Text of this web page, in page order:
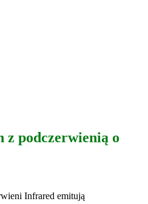
z podczerwienią o
Infrared emitują